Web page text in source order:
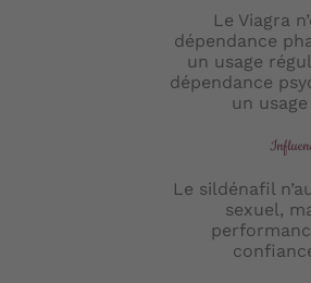
Le Viagra
dépendance
un usage
dépendance
un
Le sildénafil
sexuel,